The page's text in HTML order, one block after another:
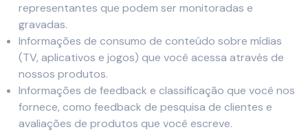
representantes que podem ser monitoradas e
gravadas.
Informações de consumo de conteúdo sobre mídias
(TV, aplicativos e jogos) que você acessa através de
nossos produtos.
Informações de feedback e classificação que você nos
fornece, como feedback de pesquisa de clientes e
avaliações de produtos que você escreve.